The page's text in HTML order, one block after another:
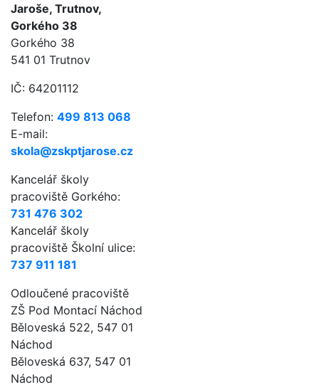
Jaroše, Trutnov,
Gorkého 38
Gorkého 38
541 01 Trutnov
IČ: 64201112
Telefon: 499 813 068
E-mail:
skola@zskptjarose.cz
Kancelář školy
pracoviště Gorkého:
731 476 302
Kancelář školy
pracoviště Školní ulice:
737 911 181
Odloučené pracoviště
ZŠ Pod Montací Náchod
Běloveská 522, 547 01
Náchod
Běloveská 637, 547 01
Náchod